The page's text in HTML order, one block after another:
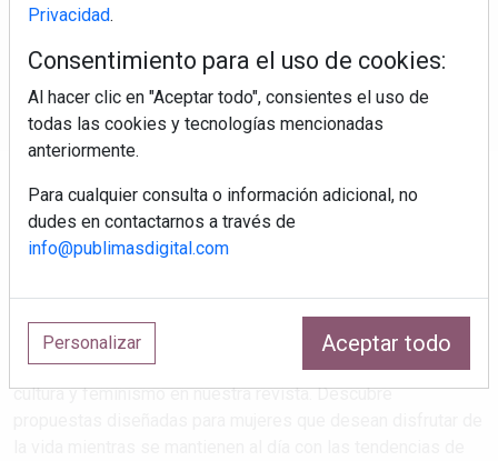
Correo electrónico
Estilos de vida que atrapan
Explora las últimas tendencias en salud, maternidad, viajes,
cultura y feminismo en nuestra revista. Descubre
Privacidad.
Consentimiento para el uso de cookies:
Al hacer clic en "Aceptar todo", consientes el uso de
todas las cookies y tecnologías mencionadas
anteriormente.
Para cualquier consulta o información adicional, no
dudes en contactarnos a través de
info@publimasdigital.com
Personalizar Aceptar todo